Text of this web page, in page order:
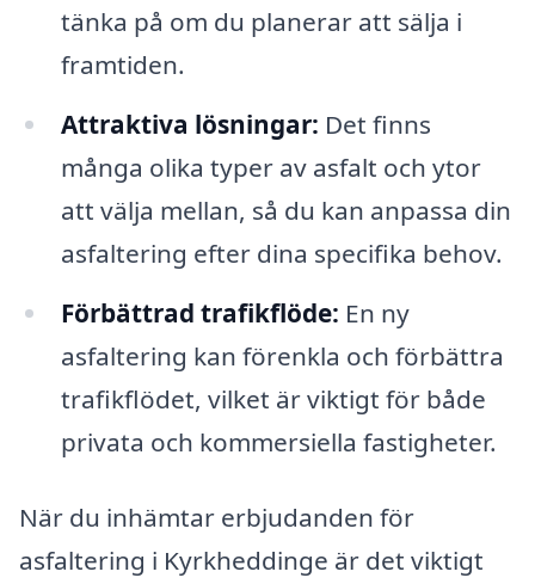
tänka på om du planerar att sälja i
framtiden.
Attraktiva lösningar: Det finns
många olika typer av asfalt och ytor
att välja mellan, så du kan anpassa din
asfaltering efter dina specifika behov.
Förbättrad trafikflöde: En ny
asfaltering kan förenkla och förbättra
trafikflödet, vilket är viktigt för både
privata och kommersiella fastigheter.
När du inhämtar erbjudanden för
asfaltering i Kyrkheddinge är det viktigt